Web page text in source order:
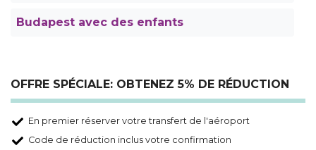
Budapest avec des enfants
OFFRE SPÉCIALE: OBTENEZ 5% DE RÉDUCTION
En premier réserver votre transfert de l'aéroport
Code de réduction inclus votre confirmation